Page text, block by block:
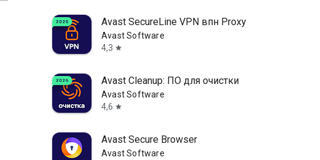
Avast SecureLine VPN впн Proxy
Avast Software
4,3 star
Avast Cleanup: ПО для очистки
Avast Software
4,6 star
Avast Secure Browser
Avast Software